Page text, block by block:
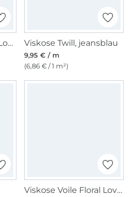
Viskose Satin Retro Love, orange Viskose Twill, jeansblau
9,95 € / m
(6,86 € / 1 m²)
Viskose Voile Floral Love, schwarz